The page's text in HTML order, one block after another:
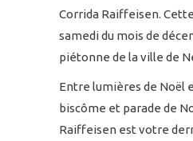
Corrida Raiffeisen.
samedi du mois de
piétonne de la ville de
Entre lumières de Noël
biscôme et parade de
Raiffeisen est votre